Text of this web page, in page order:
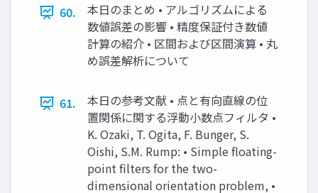
60.
本日のまとめ • アルゴリズムによる
数値誤差の影響 • 精度保証付き数値
計算の紹介 • 区間および区間演算 • 丸
め誤差解析について
61.
本日の参考文献 • 点と有向直線の位
置関係に関する浮動小数点フィルタ •
K. Ozaki, T. Ogita, F. Bunger, S.
Oishi, S.M. Rump: • Simple floating-
point filters for the two-
dimensional orientation problem, •